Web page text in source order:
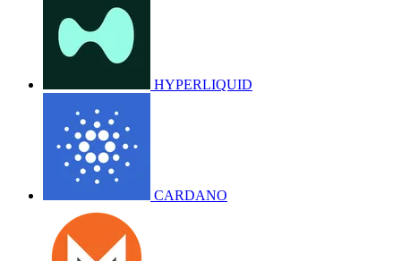
HYPERLIQUID
CARDANO